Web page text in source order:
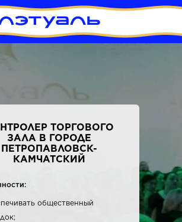
ТОРГОВОГО
ЗАЛА В ГОРОДЕ
ПЕТРОПАВЛОВСК-
КАМЧАТСКИЙ
общественный